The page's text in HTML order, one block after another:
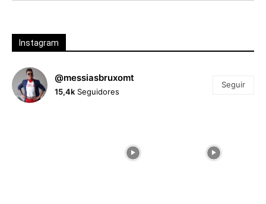
Instagram
@messiasbruxomt
15,4k Seguidores
Seguir